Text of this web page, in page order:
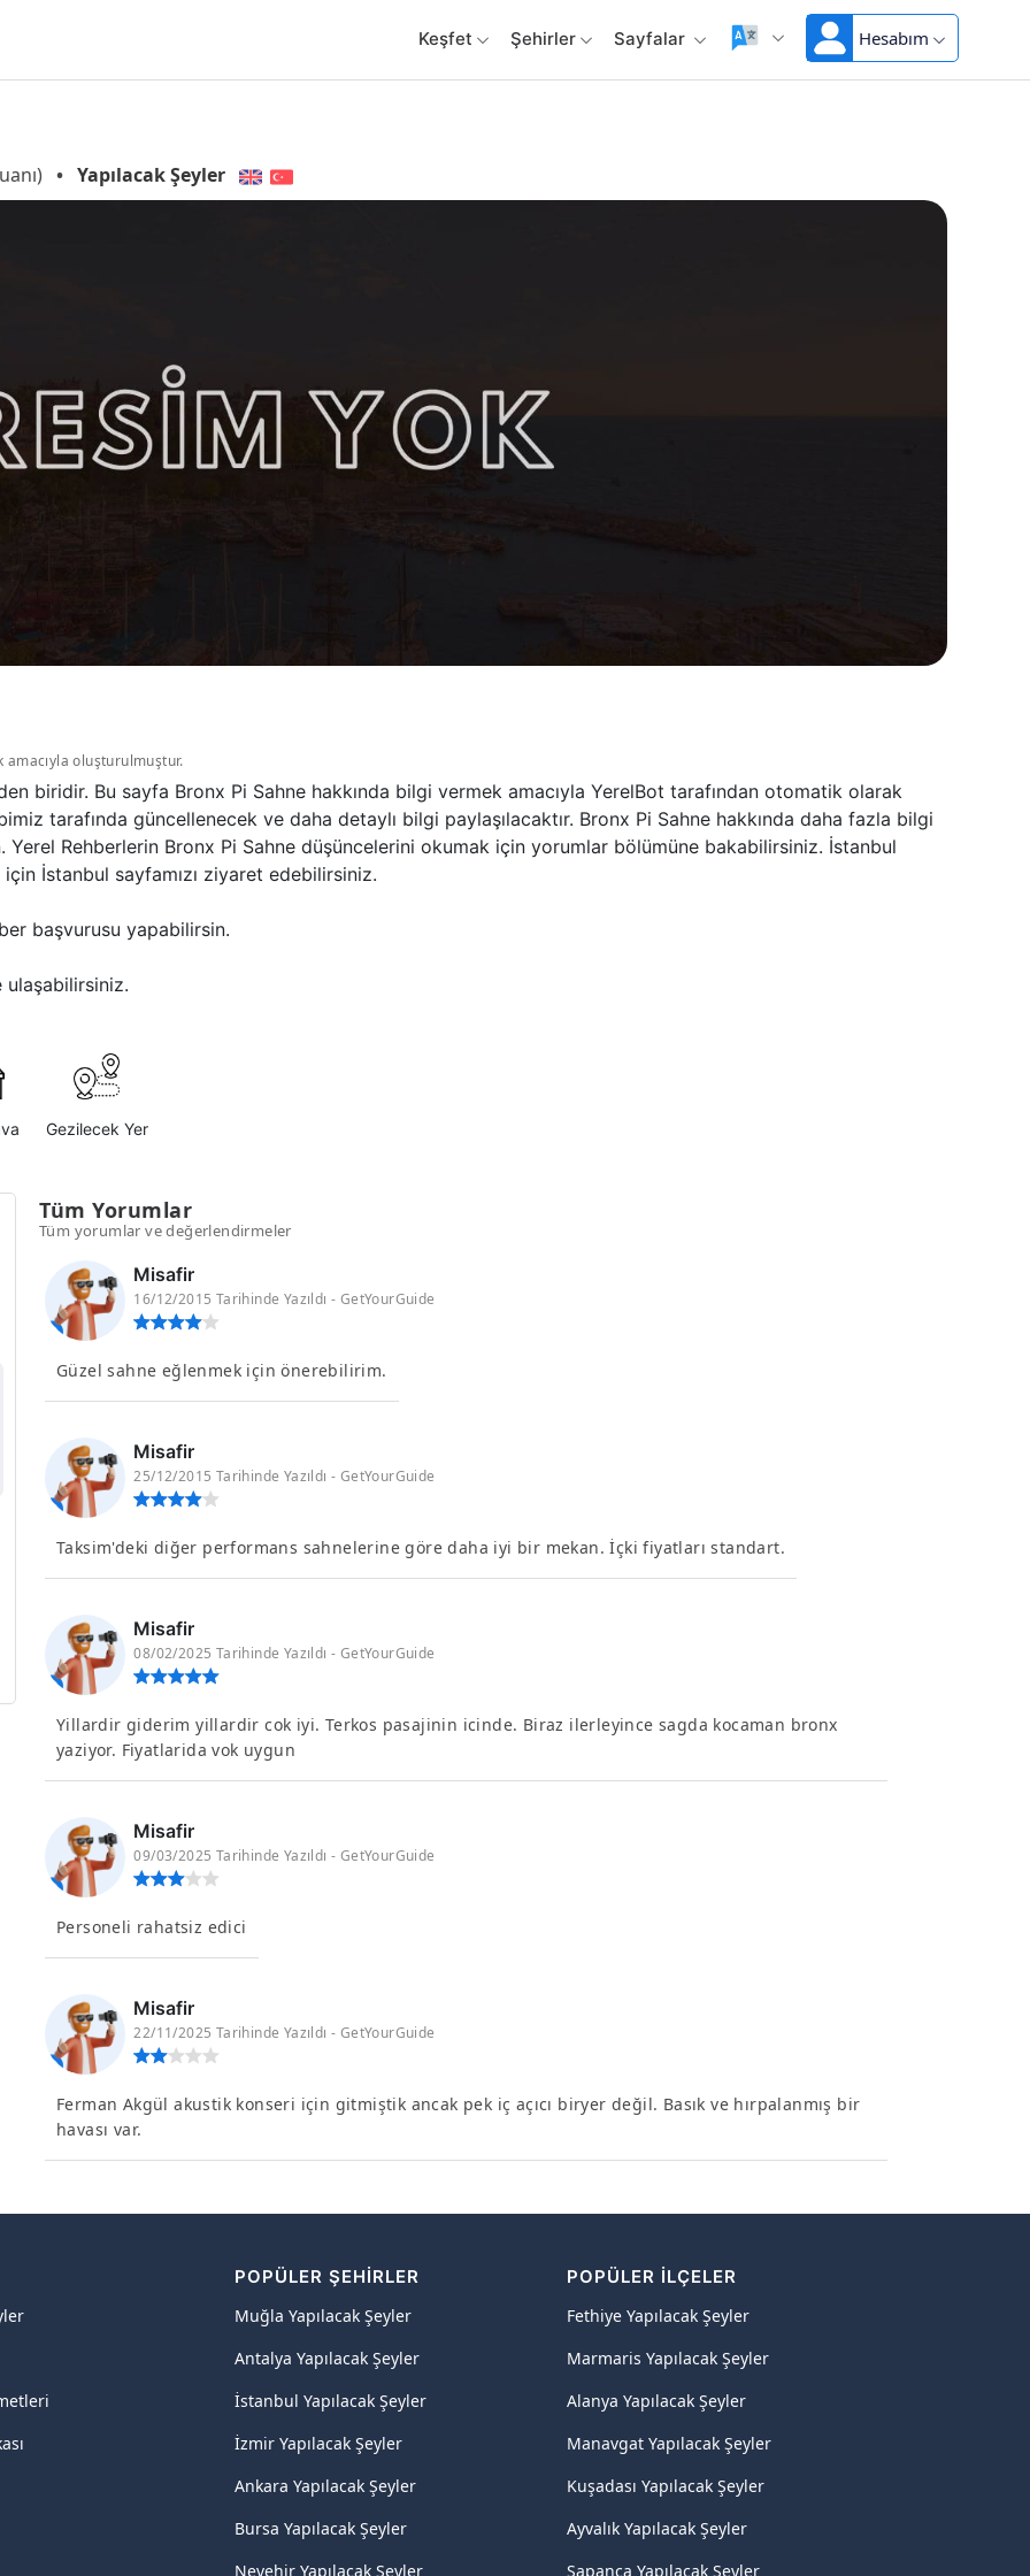
Keşfet Şehirler Sayfalar Hesabım
• Yapılacak Şeyler
oluşturulmuştur.
biridir. Bu sayfa Bronx Pi Sahne hakkında bilgi vermek amacıyla YerelBot tarafından otomatik olarak
tarafında güncellenecek ve daha detaylı bilgi paylaşılacaktır. Bronx Pi Sahne hakkında daha fazla bilgi
Rehberlerin Bronx Pi Sahne düşüncelerini okumak için yorumlar bölümüne bakabilirsiniz. İstanbul
İstanbul sayfamızı ziyaret edebilirsiniz.
başvurusu yapabilirsin.
ulaşabilirsiniz.
Gezilecek Yer
Tüm Yorumlar
Tüm yorumlar ve değerlendirmeler
Misafir
16/12/2015 Tarihinde Yazıldı - GetYourGuide
Güzel sahne eğlenmek için önerebilirim.
Misafir
25/12/2015 Tarihinde Yazıldı - GetYourGuide
Taksim'deki diğer performans sahnelerine göre daha iyi bir mekan. İçki fiyatları standart.
Misafir
08/02/2025 Tarihinde Yazıldı - GetYourGuide
Yillardir giderim yillardir cok iyi. Terkos pasajinin icinde. Biraz ilerleyince sagda kocaman bronx
yaziyor. Fiyatlarida vok uygun
Misafir
09/03/2025 Tarihinde Yazıldı - GetYourGuide
Personeli rahatsiz edici
Misafir
22/11/2025 Tarihinde Yazıldı - GetYourGuide
Ferman Akgül akustik konseri için gitmiştik ancak pek iç açıcı biryer değil. Basık ve hırpalanmış bir
havası var.
POPÜLER ŞEHIRLER
Muğla Yapılacak Şeyler
Antalya Yapılacak Şeyler
İstanbul Yapılacak Şeyler
İzmir Yapılacak Şeyler
Ankara Yapılacak Şeyler
Bursa Yapılacak Şeyler
Nevehir Yapılacak Şeyler
POPÜLER İLÇELER
Fethiye Yapılacak Şeyler
Marmaris Yapılacak Şeyler
Alanya Yapılacak Şeyler
Manavgat Yapılacak Şeyler
Kuşadası Yapılacak Şeyler
Ayvalık Yapılacak Şeyler
Sapanca Yapılacak Şeyler